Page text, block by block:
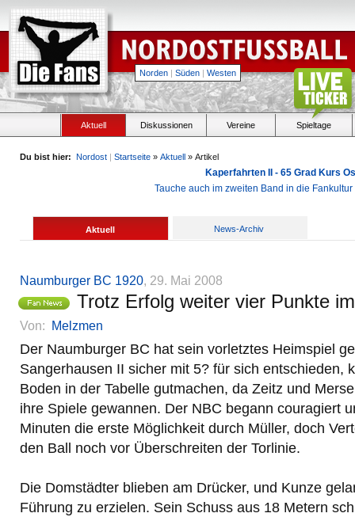
Norden | Süden | Westen
Aktuell Diskussionen Vereine Spieltage
Du bist hier: Nordost | Startseite » Aktuell » Artikel
Kaperfahrten II - 65 Grad Kurs
Tauche auch im zweiten Band in die
Aktuell News-Archiv
Naumburger BC 1920, 29. Mai 2008
Trotz Erfolg weiter vier Punkte
Von: Melzmen
Der Naumburger BC hat sein vorletztes Heimspiel
Sangerhausen II sicher mit 5? für sich entschieden,
Boden in der Tabelle gutmachen, da Zeitz und
ihre Spiele gewannen. Der NBC begann couragiert
Minuten die erste Möglichkeit durch Müller, doch
den Ball noch vor Überschreiten der Torlinie.
Die Domstädter blieben am Drücker, und Kunze
Führung zu erzielen. Sein Schuss aus 18 Metern